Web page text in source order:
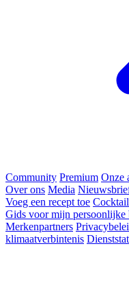
Community Premium Onze
Over ons Media
Voeg een recept toe
Gids voor mijn persoonlijke
Merkenpartners
klimaatverbintenis